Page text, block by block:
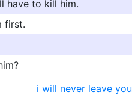
have to kill him.
first.
i will never leave you